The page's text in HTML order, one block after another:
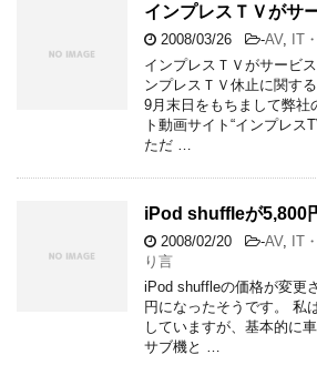
インプレスＴＶがサ
2008/03/26 -AV, IT
インプレスＴＶがサービ
ンプレスＴＶ休止に関す
9月末日をもちまして弊社
ト動画サイト“インプレス
ただ …
iPod shuffleが5,800
2008/02/20 -AV, IT
り言
iPod shuffleの価格が変更
円になったそうです。 私
していますが、基本的に
サブ機と …